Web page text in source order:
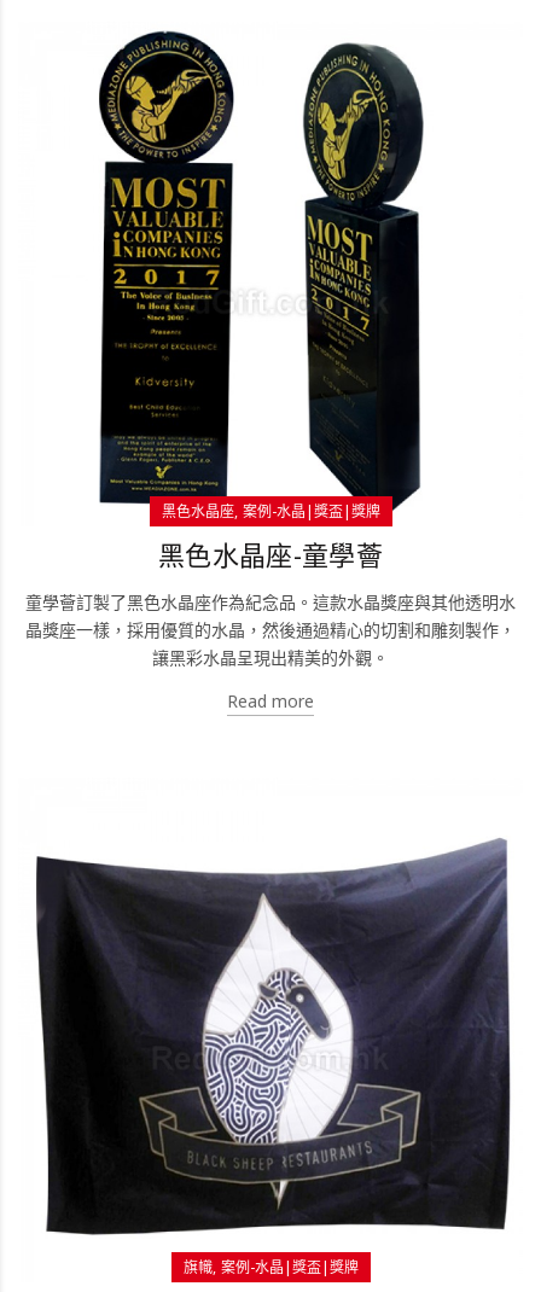
黑色水晶座 案例-水晶|獎盃|獎牌
黑色水晶座-童學薈
童學薈訂製了黑色水晶座作為紀念品。這款水晶獎座與其他透明水
晶獎座一樣，採用優質的水晶，然後通過精心的切割和雕刻製作，
讓黑彩水晶呈現出精美的外觀。
Read more
旗幟 案例-水晶|獎盃|獎牌